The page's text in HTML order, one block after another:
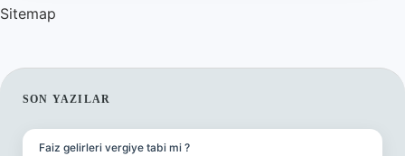
Sitemap
SIDEBAR
SON YAZILAR
Faiz gelirleri vergiye tabi mi ?